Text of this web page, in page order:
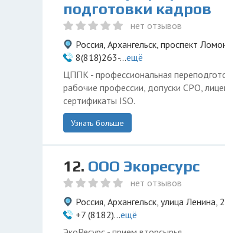
подготовки кадров
нет отзывов
Россия, Архангельск, проспект
8(818)263-...ещё
ЦППК - профессиональная
рабочие профессии, допуски СРО,
сертификаты ISO.
Узнать больше
12. ООО Экоресурс
нет отзывов
Россия, Архангельск, улица Ленина,
+7 (8182)...ещё